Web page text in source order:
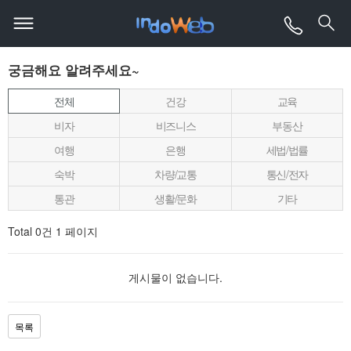
궁금해요 알려주세요~
전체 건강
교육
비자
비즈니스
부동산
여행
은행
세법/법률
숙박
차량/교통
통신/전자
통관
생활/문화 기타
Total 0건 1 페이지
게시물이 없습니다.
목록